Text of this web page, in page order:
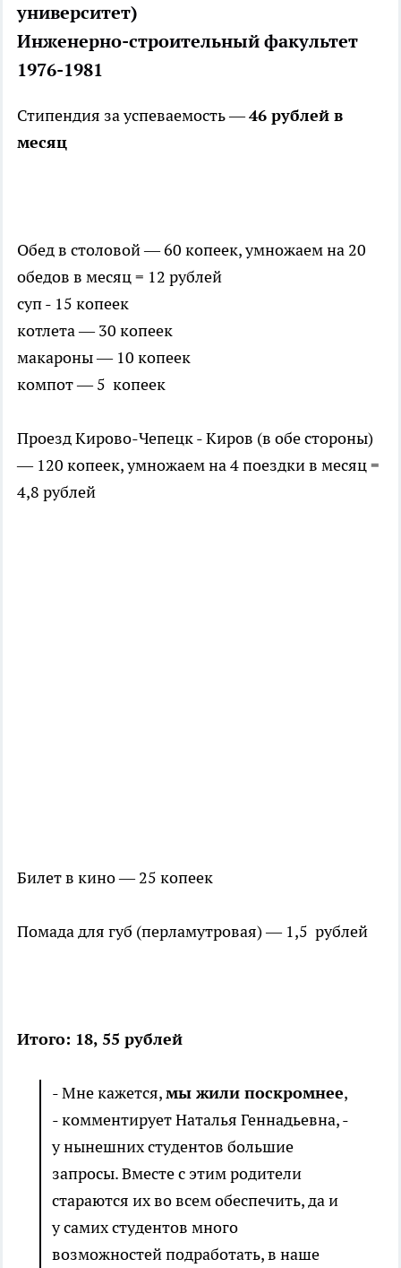
университет)
Инженерно-строительный факультет
1976-1981
Стипендия за успеваемость —46 рублей в
месяц
Обед в столовой — 60 копеек, умножаем на 20
обедов в месяц = 12 рублей
суп - 15 копеек
котлета — 30 копеек
макароны — 10 копеек
компот — 5 копеек
Проезд Кирово-Чепецк - Киров (в обе стороны)
— 120 копеек, умножаем на 4 поездки в месяц =
4,8 рублей
Билет в кино — 25 копеек
Помада для губ (перламутровая) — 1,5 рублей
Итого: 18, 55 рублей
- Мне кажется,мы жили поскромнее,
- комментирует Наталья Геннадьевна, -
у нынешних студентов большие
запросы. Вместе с этим родители
стараются их во всем обеспечить, да и
у самих студентов много
возможностей подработать, в наше